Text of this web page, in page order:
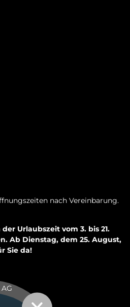
nach Vereinbarung.
Urlaubszeit vom 3. bis 21.
Ab Dienstag, dem 25. August,
Sie da!